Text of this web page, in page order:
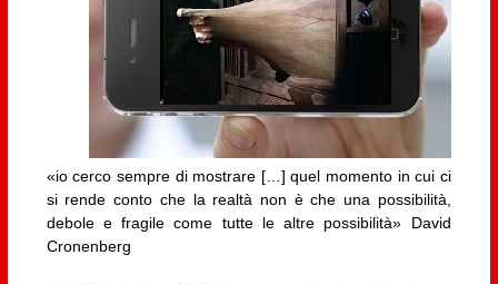
«io cerco sempre di mostrare […] quel momento in cui ci
si rende conto che la realtà non è che una possibilità,
debole e fragile come tutte le altre possibilità» David
Cronenberg